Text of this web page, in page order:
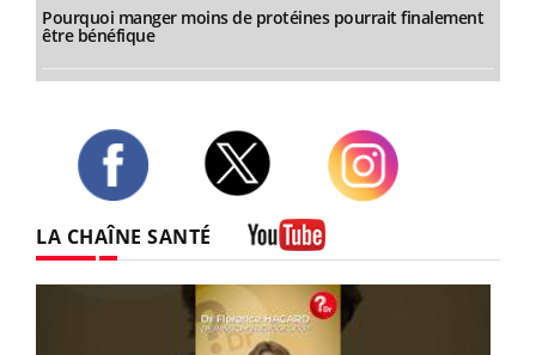
Pourquoi manger moins de protéines pourrait finalement
être bénéfique
LA CHAÎNE SANTÉ